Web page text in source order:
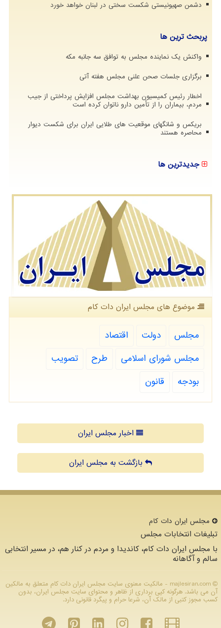
دشمن صهیونیستی شکست سختی در لبنان خواهد خورد
پربحث ترین ها
واکنش یک نماینده مجلس به توافق سه جانبه مکه
برگزاری جلسات صحن علنی مجلس هفته آتی
اخطار رئیس کمیسیون بهداشت مجلس افزایش پرداختی از جیب
مردم، بیماران را از تأمین دارو ناتوان کرده است
بریکس و شانگهای موقعیت های طلایی ایران برای شکست دیوار
محاصره هستند
جدیدترین ها
موضوع های مجلس ایران دات كام
مجلس دولت
اقتصاد
مجلس شورای اسلامی
طرح
تصویب
بودجه
قانون
اخبار مجلس ایران
بازگشت به مجلس ایران
مجلس ایران دات كام
تبلیغات انتخابات مجلس
با مجلس ایران دات کام، کاندیدا و مردم در کنار هم، در مسیر انتخابی
سالم و آگاهانه
majlesiran.com - مالکیت معنوی سایت مجلس ایران دات كام متعلق به مالکین
آن می باشد. هرگونه کپی برداری از ظاهر و محتوای سایت مجلس ایران، بدون
کسب مجوز کتبی از مالک آن، شرعا حرام و پیگرد قانونی دارد.